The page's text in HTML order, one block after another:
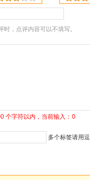
时，点评内容可以不填写。
个字符以内，当前输入： 0
多个标签请用